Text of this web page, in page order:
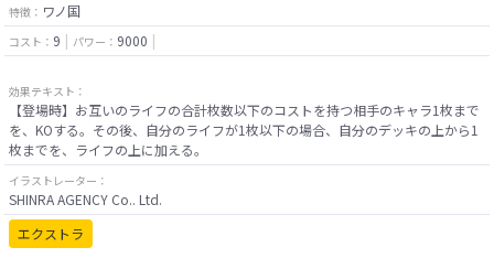
特徴： ワノ国
コスト： 9 パワー： 9000
効果テキスト：
【登場時】お互いのライフの合計枚数以下のコストを持つ相手のキャラ1枚まで
を、KOする。その後、自分のライフが1枚以下の場合、自分のデッキの上から1
イラストレーター：
SHINRA AGENCY Co.. Ltd.
エクストラ